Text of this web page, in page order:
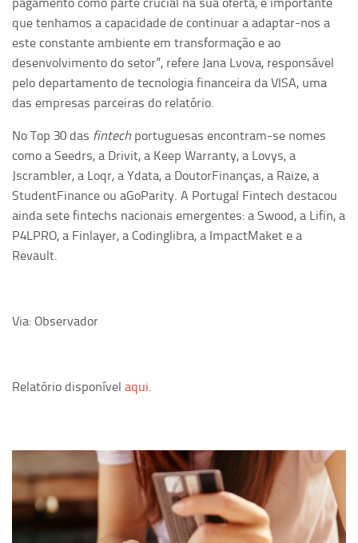
que tenhamos a capacidade de continuar a adaptar-nos a
este constante ambiente em transformação e ao
desenvolvimento do setor”, refere Jana Lvova, responsável
pelo departamento de tecnologia financeira da VISA, uma
das empresas parceiras do relatório.
No Top 30 das fintechportuguesas encontram-se nomes
como a Seedrs, a Drivit, a Keep Warranty, a Lovys, a
Jscrambler, a Loqr, a Ydata, a DoutorFinanças, a Raize, a
StudentFinance ou aGoParity. A Portugal Fintech destacou
ainda sete fintechs nacionais emergentes: a Swood, a Lifin, a
P4LPRO, a Finlayer, a Codinglibra, a ImpactMaket e a
Revault.
Via: Observador
Relatório disponível aqui.